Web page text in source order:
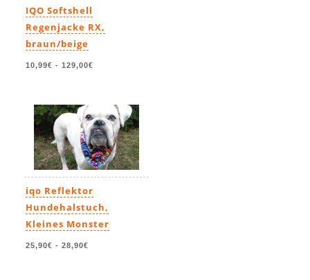
IQO Softshell
Regenjacke RX,
braun/beige
10,99€ - 129,00€
iqo Reflektor
Hundehalstuch,
Kleines Monster
25,90€ - 28,90€